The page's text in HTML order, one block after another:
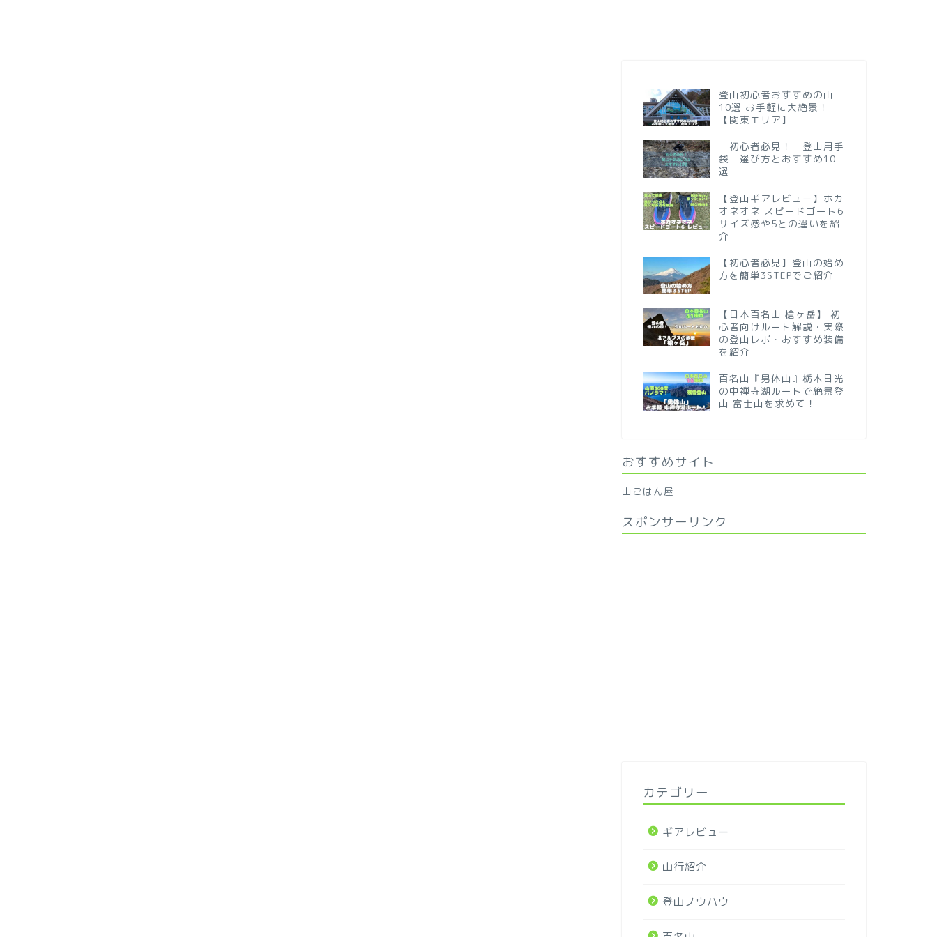
登山初心者おすすめの山
10選 お手軽に大絶景！
【関東エリア】
初心者必見！ 登山用手
袋 選び方とおすすめ10
選
【登山ギアレビュー】ホカ
オネオネ スピードゴート6
サイズ感や5との違いを紹
介
【初心者必見】登山の始め
方を簡単3STEPでご紹介
【日本百名山 槍ヶ岳】 初
心者向けルート解説・実際
の登山レポ・おすすめ装備
を紹介
百名山『男体山』栃木日光
の中禅寺湖ルートで絶景登
山 富士山を求めて！
おすすめサイト
山ごはん屋
スポンサーリンク
カテゴリー
ギアレビュー
山行紹介
登山ノウハウ